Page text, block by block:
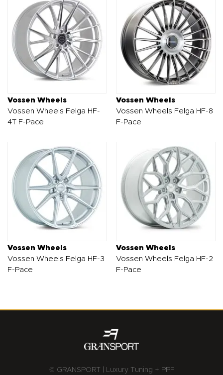
Vossen Wheels
Vossen Wheels Felga HF-
4T F-Pace
Vossen Wheels
Vossen Wheels Felga HF-8
F-Pace
Vossen Wheels
Vossen Wheels Felga HF-3
F-Pace
Vossen Wheels
Vossen Wheels Felga HF-2
F-Pace
© GRANSPORT | Luxury Tuning + PPF